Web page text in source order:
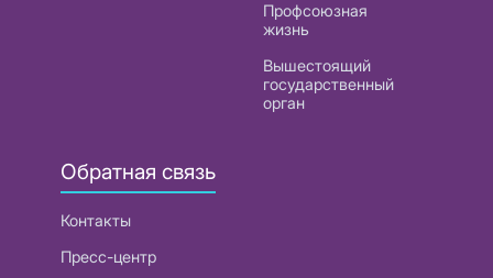
Профсоюзная
жизнь
Вышестоящий
государственный
орган
Обратная связь
Контакты
Пресс-центр